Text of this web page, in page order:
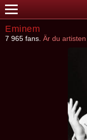
Eminem
7 965 fans. Är du